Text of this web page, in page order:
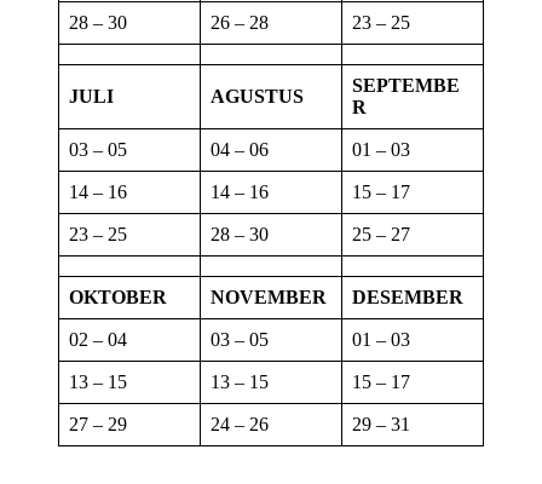
28 – 30 26 – 28 23 – 25
JULI AGUSTUS
SEPTEMBE
R
03 – 05 04 – 06 01 – 03
14 – 16 14 – 16 15 – 17
23 – 25 28 – 30 25 – 27
OKTOBER NOVEMBER DESEMBER
02 – 04 03 – 05 01 – 03
13 – 15 13 – 15 15 – 17
27 – 29 24 – 26 29 – 31